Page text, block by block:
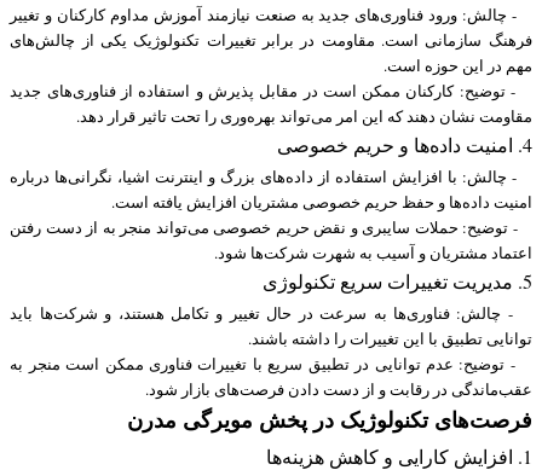
- چالش: ورود فناوری‌های جدید به صنعت نیازمند آموزش مداوم کارکنان و تغییر
فرهنگ سازمانی است. مقاومت در برابر تغییرات تکنولوژیک یکی از چالش‌های
مهم در این حوزه است.
- توضیح: کارکنان ممکن است در مقابل پذیرش و استفاده از فناوری‌های جدید
مقاومت نشان دهند که این امر می‌تواند بهره‌وری را تحت تاثیر قرار دهد.
4. امنیت داده‌ها و حریم خصوصی
- چالش: با افزایش استفاده از داده‌های بزرگ و اینترنت اشیا، نگرانی‌ها درباره
امنیت داده‌ها و حفظ حریم خصوصی مشتریان افزایش یافته است.
- توضیح: حملات سایبری و نقض حریم خصوصی می‌تواند منجر به از دست رفتن
اعتماد مشتریان و آسیب به شهرت شرکت‌ها شود.
5. مدیریت تغییرات سریع تکنولوژی
- چالش: فناوری‌ها به سرعت در حال تغییر و تکامل هستند، و شرکت‌ها باید
توانایی تطبیق با این تغییرات را داشته باشند.
- توضیح: عدم توانایی در تطبیق سریع با تغییرات فناوری ممکن است منجر به
عقب‌ماندگی در رقابت و از دست دادن فرصت‌های بازار شود.
فرصت‌های تکنولوژیک در پخش مویرگی مدرن
1. افزایش کارایی و کاهش هزینه‌ها